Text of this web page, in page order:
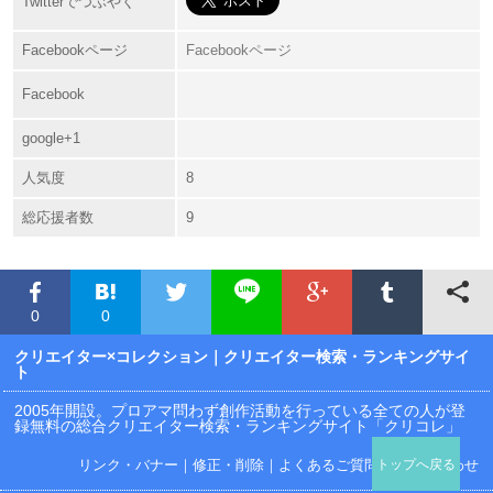
Facebookページ Facebookページ
Facebook
google+1
人気度 8
総応援者数 9
0 0
クリエイター×コレクション ｜クリエイター検索・ランキングサイ
ト
2005年開設。プロアマ問わず創作活動を行っている全ての人が登
録無料の総合クリエイター検索・ランキングサイト「クリコレ」
リンク・バナー ｜ 修正・削除 ｜ よくあるご質問 ｜お問い合わせ
トップへ戻る